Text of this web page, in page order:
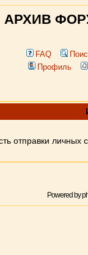
АРХИВ
FAQ
Профиль
отправки
Powered by